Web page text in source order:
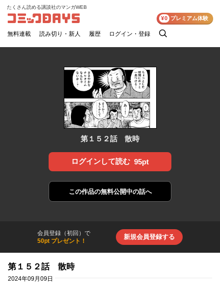
コミックDAYS
たくさん読める講談社のマンガWEB
無料連載 読み切り・新人 履歴 ログイン・登録
検
¥0 プレミアム体験
第１５２話 散時
ログインして読む 95pt
この作品の無料公開中の話へ
会員登録（初回）で
50pt プレゼント！
新規会員登録する
第１５２話 散時
2024年09月09日